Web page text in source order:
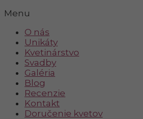
Menu
O nás
Unikáty
Kvetinárstvo
Svadby
Galéria
Blog
Recenzie
Kontakt
Doručenie kvetov